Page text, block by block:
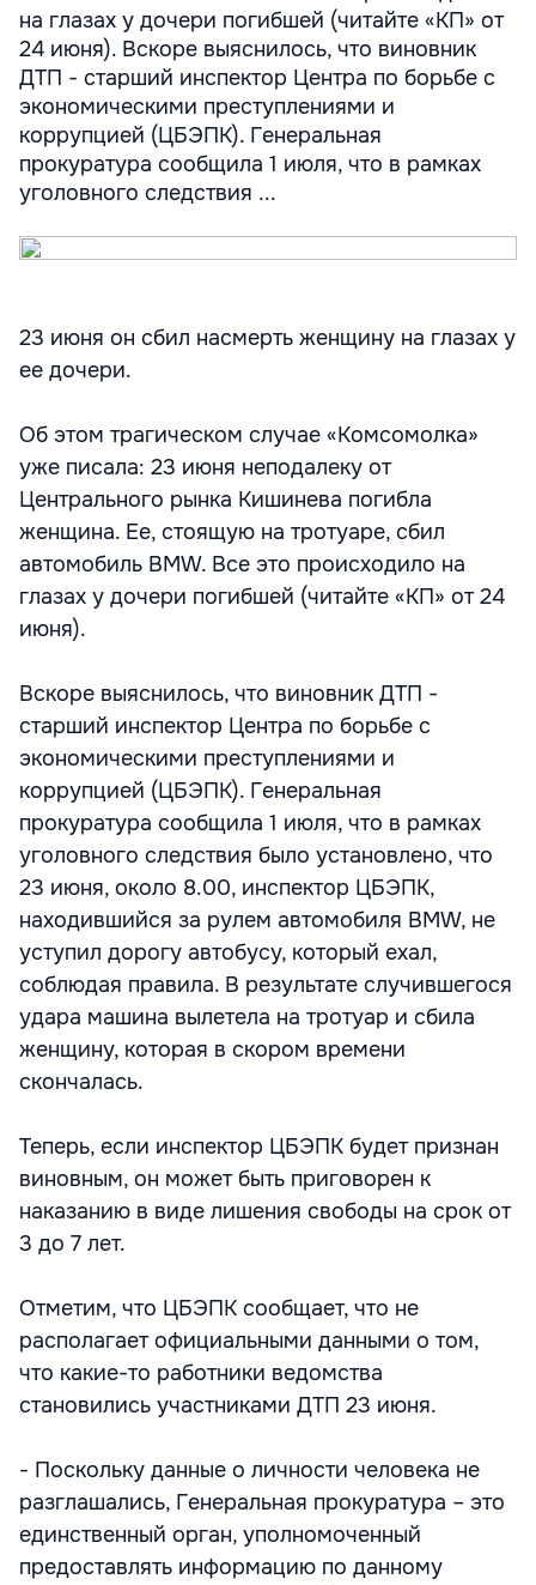
на глазах у дочери погибшей (читайте «КП» от
24 июня). Вскоре выяснилось, что виновник
ДТП - старший инспектор Центра по борьбе с
экономическими преступлениями и
коррупцией (ЦБЭПК). Генеральная
прокуратура сообщила 1 июля, что в рамках
уголовного следствия ...
23 июня он сбил насмерть женщину на глазах у
ее дочери.
Об этом трагическом случае «Комсомолка»
уже писала: 23 июня неподалеку от
Центрального рынка Кишинева погибла
женщина. Ее, стоящую на тротуаре, сбил
автомобиль BMW. Все это происходило на
глазах у дочери погибшей (читайте «КП» от 24
июня).
Вскоре выяснилось, что виновник ДТП -
старший инспектор Центра по борьбе с
экономическими преступлениями и
коррупцией (ЦБЭПК). Генеральная
прокуратура сообщила 1 июля, что в рамках
уголовного следствия было установлено, что
23 июня, около 8.00, инспектор ЦБЭПК,
находившийся за рулем автомобиля BMW, не
уступил дорогу автобусу, который ехал,
соблюдая правила. В результате случившегося
удара машина вылетела на тротуар и сбила
женщину, которая в скором времени
скончалась.
Теперь, если инспектор ЦБЭПК будет признан
виновным, он может быть приговорен к
наказанию в виде лишения свободы на срок от
3 до 7 лет.
Отметим, что ЦБЭПК сообщает, что не
располагает официальными данными о том,
что какие-то работники ведомства
становились участниками ДТП 23 июня.
- Поскольку данные о личности человека не
разглашались, Генеральная прокуратура – это
единственный орган, уполномоченный
предоставлять информацию по данному